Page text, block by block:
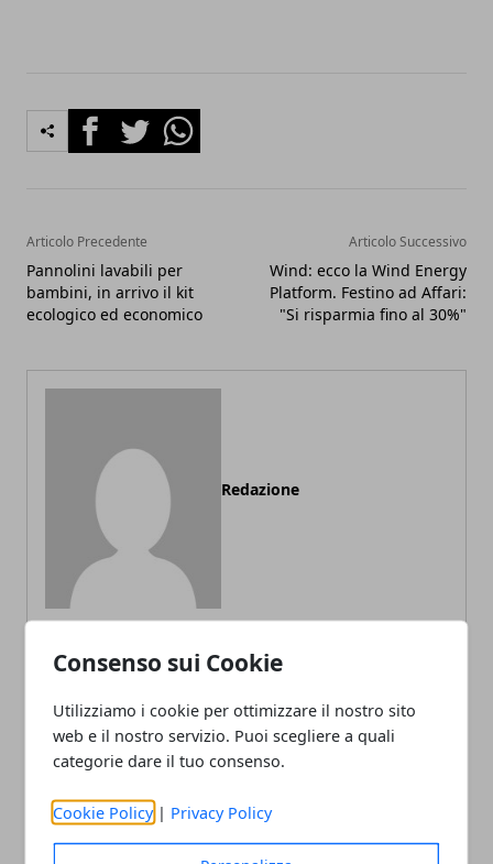
Consenso sui Cookie
Utilizziamo i cookie per ottimizzare il nostro sito
web e il nostro servizio. Puoi scegliere a quali
categorie dare il tuo consenso.
Cookie Policy | Privacy Policy
FacebookTwitterWhatsapp
Articolo Precedente
Pannolini lavabili per
bambini, in arrivo il kit
ecologico ed economico
Articolo Successivo
Wind: ecco la Wind Energy
Platform. Festino ad Affari:
"Si risparmia fino al 30%"
Redazione